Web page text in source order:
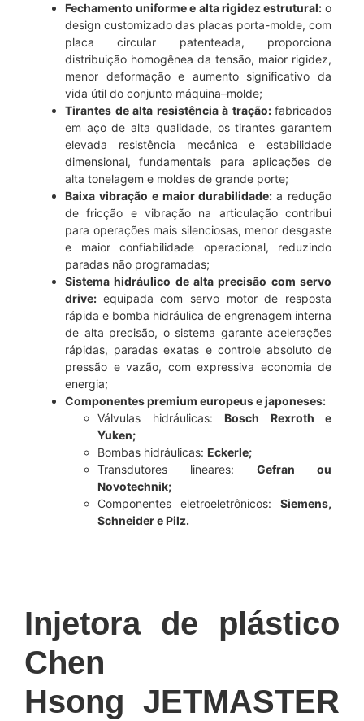
Fechamento uniforme e alta rigidez estrutural:o
design customizado das placas porta-molde, com
placa circular patenteada, proporciona
distribuição homogênea da tensão, maior rigidez,
menor deformação e aumento significativo da
vida útil do conjunto máquina–molde;
Tirantes de alta resistência à tração: fabricados
em aço de alta qualidade, os tirantes garantem
elevada resistência mecânica e estabilidade
dimensional, fundamentais para aplicações de
alta tonelagem e moldes de grande porte;
Baixa vibração e maior durabilidade:a redução
de fricção e vibração na articulação contribui
para operações mais silenciosas, menor desgaste
e maior confiabilidade operacional, reduzindo
paradas não programadas;
Sistema hidráulico de alta precisão com servo
drive: equipada com servo motor de resposta
rápida e bomba hidráulica de engrenagem interna
de alta precisão, o sistema garante acelerações
rápidas, paradas exatas e controle absoluto de
pressão e vazão, com expressiva economia de
energia;
Componentes premium europeus e japoneses:
Válvulas hidráulicas: Bosch Rexroth e
Yuken;
Bombas hidráulicas: Eckerle;
Transdutores lineares: Gefran ou
Novotechnik;
Componentes eletroeletrônicos: Siemens,
Schneider e Pilz.
Injetora de plástico
Chen
Hsong JETMASTER